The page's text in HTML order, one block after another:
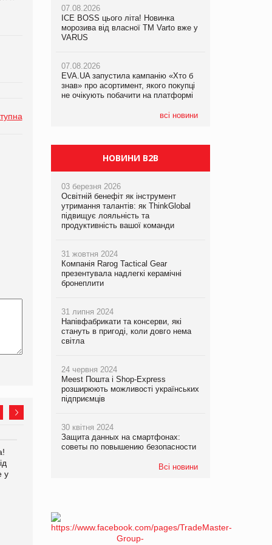
у
EVA.UA запустила
Kraft Heinz скоротила
збиток у першому півріччі
07.08.2026
ICE BOSS цього літа! Новинка
морозива від власної ТМ Varto вже у
VARUS
07.08.2026
EVA.UA запустила кампанію «Хто б
знав» про асортимент, якого покупці
не очікують побачити на платформі
всі новини
07.08.2026
ICE BOSS цього літа! Новинка
морозива від власної ТМ Varto вже у
VARUS
07.08.2026
EVA.UA запустила кампанію «Хто б
знав» про асортимент, якого покупці
не очікують побачити на платформі
07.08.2026
Франція заборонила рекламні дзвінки
НОВИНИ B2B
03 березня 2026
Освітній бенефіт як інструмент
утримання талантів: як ThinkGlobal
підвищує лояльність та
продуктивність вашої команди
31 жовтня 2024
Компанія Rarog Tactical Gear
презентувала надлегкі керамічні
бронеплити
31 липня 2024
Напівфабрикати та консерви, які
стануть в пригоді, коли довго нема
світла
24 червня 2024
Meest Пошта і Shop-Express
розширюють можливості українських
підприємців
30 квітня 2024
Защита данных на смартфонах:
советы по повышению безопасности
Всі новини